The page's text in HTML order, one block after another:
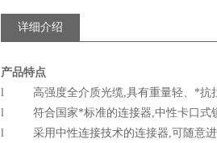
详细介绍
产品特点
l 高强度全介质光缆,具有重量轻、*抗拉
l 符合国家*标准的连接器,中性卡口式锁
l 采用中性连接技术的连接器,可随意进